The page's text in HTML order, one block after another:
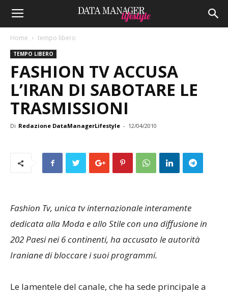
Home tempo libero
TEMPO LIBERO
FASHION TV ACCUSA
L’IRAN DI SABOTARE LE
TRASMISSIONI
Di Redazione DataManagerLifestyle - 12/04/2010
Fashion Tv, unica tv internazionale interamente
dedicata alla Moda e allo Stile con una diffusione in
202 Paesi nei 6 continenti, ha accusato le autorità
Iraniane di bloccare i suoi programmi.
Le lamentele del canale, che ha sede principale a